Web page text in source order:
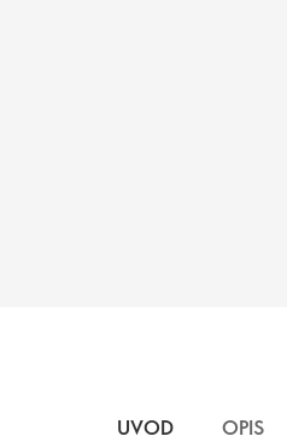
UVOD OPIS